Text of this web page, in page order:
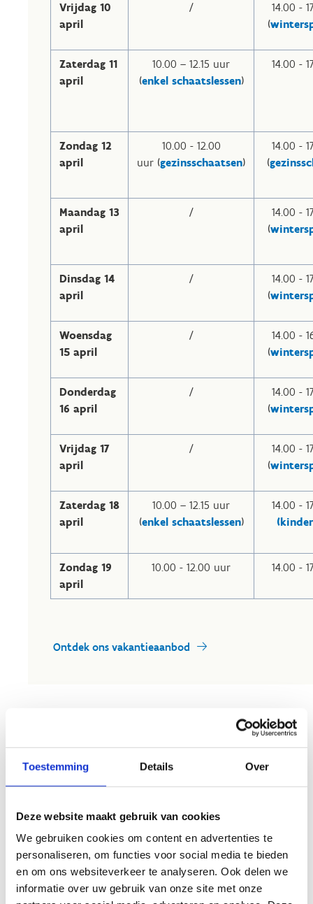
Toestemming Details Over
Deze website maakt gebruik van cookies
We gebruiken cookies om content en advertenties te
personaliseren, om functies voor social media te bieden
en om ons websiteverkeer te analyseren. Ook delen we
informatie over uw gebruik van onze site met onze
Vrijdag 10
april
/
14.00 -
(
Zaterdag 11
april
10.00 – 12.15 uur
(enkel schaatslessen)
14.00 -
Zondag 12
april
10.00 - 12.00
uur (gezinsschaatsen)
14.00 -
(
Maandag 13
april
/
14.00 -
(
Dinsdag 14
april
/
14.00 -
(
Woensdag
15 april
/
14.00 -
(
Donderdag
16 april
/
14.00 -
(
Vrijdag 17
april
/
14.00 -
(
Zaterdag 18
april
10.00 – 12.15 uur
(enkel schaatslessen)
14.00 -
Zondag 19
april
10.00 - 12.00 uur 14.00 -
Ontdek ons vakantieaanbod
OOK VOOR
ABONNEMENTSHOUDERS
EN LEDEN VAN
STUDENTENSPORT
LIMBURG